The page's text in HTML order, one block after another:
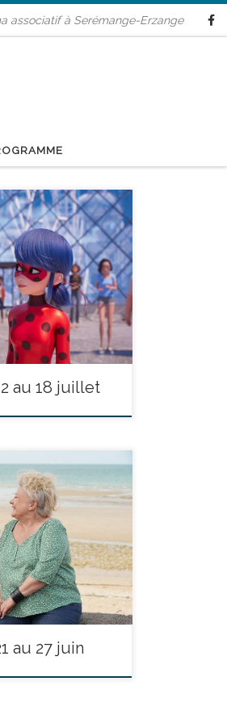
associatif à Serémange-Erzange
Ezra Miller, Sasha
: 2h24’ Les réalités
Barry se sert de
le temps et modifier
sauver sa famille ne
l’avenir, […]
au 18 juillet
avec Lambert Wilson,
durée : 1h30’ Philippe,
célèbre. Avec une
d’amis de haut rang,
s’il ne souffrait d’un
son existence. […]
au 27 juin